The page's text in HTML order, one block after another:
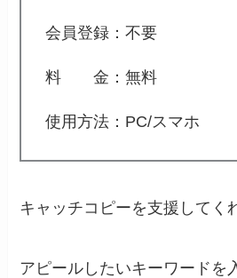
会員登録：不要
料 金：無料
使用方法：PC/スマホ
キャッチコピーを支援してく
アピールしたいキーワードを